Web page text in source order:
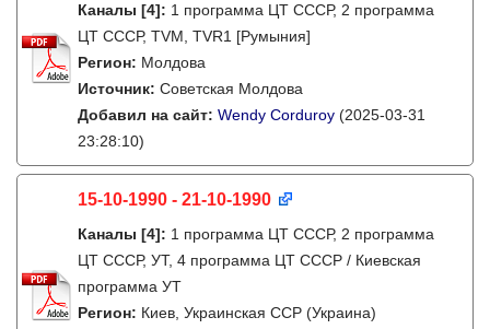
Каналы [4]: 1 программа ЦТ СССР, 2 программа
ЦТ СССР, TVM, TVR1 [Румыния]
Регион: Молдова
Источник: Советская Молдова
Добавил на сайт: Wendy Corduroy (2025-03-31
23:28:10)
15-10-1990 - 21-10-1990
Каналы [4]: 1 программа ЦТ СССР, 2 программа
ЦТ СССР, УТ, 4 программа ЦТ СССР / Киевская
программа УТ
Регион: Киев, Украинская ССР (Украина)